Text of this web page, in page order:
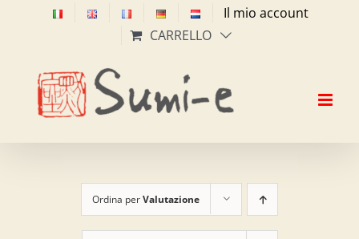
Il mio account
CARRELLO
Ordina perValutazione